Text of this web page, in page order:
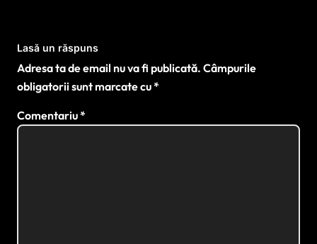
Lasă un răspuns
Adresa ta de email nu va fi publicată. Câmpurile
obligatorii sunt marcate cu*
Comentariu*